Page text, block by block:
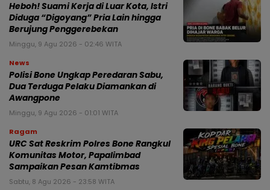
Heboh! Suami Kerja di Luar Kota, Istri
Diduga “Digoyang” Pria Lain hingga
Berujung Penggerebekan
Minggu, 9 Agu 2026 - 02:46 WITA
News
Polisi Bone Ungkap Peredaran Sabu,
Dua Terduga Pelaku Diamankan di
Awangpone
Minggu, 9 Agu 2026 - 01:01 WITA
Ragam
URC Sat Reskrim Polres Bone Rangkul
Komunitas Motor, Papalimbad
Sampaikan Pesan Kamtibmas
Sabtu, 8 Agu 2026 - 23:58 WITA